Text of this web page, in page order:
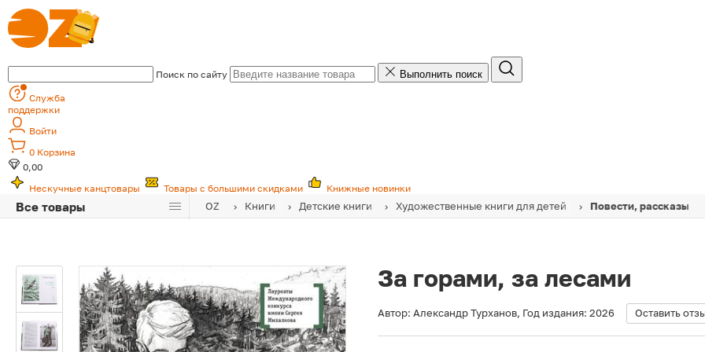
Поиск по сайту
Выполнить поиск
Служба
поддержки
Войти
0 Корзина
0,00
Нескучные канцтовары
Товары с большими скидками Книжные новинки
Все товары OZ Книги Детские книги Художественные книги для детей Повести, рассказы
За горами, за лесами
Автор: Александр Турханов, Год издания: 2026 Оставить